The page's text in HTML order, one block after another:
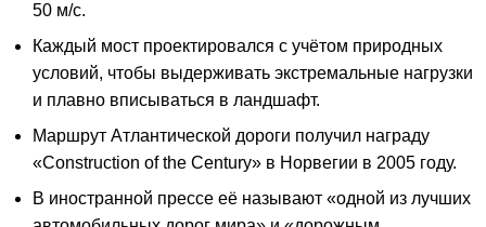
50 м/с.
Каждый мост проектировался с учётом природных
условий, чтобы выдерживать экстремальные нагрузки
и плавно вписываться в ландшафт.
Маршрут Атлантической дороги получил награду
«Construction of the Century» в Норвегии в 2005 году.
В иностранной прессе её называют «одной из лучших